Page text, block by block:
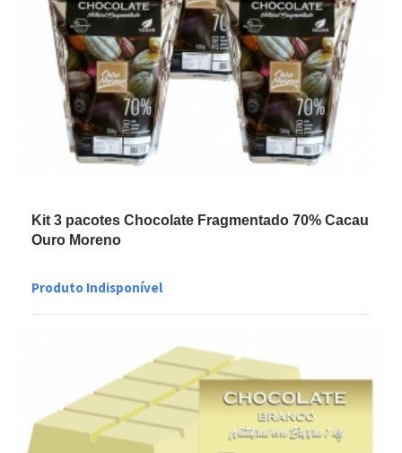
Kit 3 pacotes Chocolate Fragmentado 70% Cacau
Ouro Moreno
Produto Indisponível